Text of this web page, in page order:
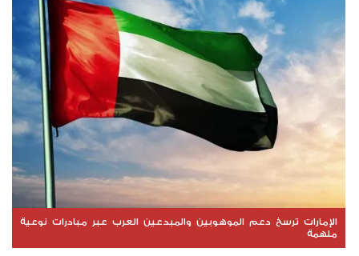
الإمارات ترسخ دعم الموهوبين والمبدعين العرب عبر مبادرات نوعية
ملهمة